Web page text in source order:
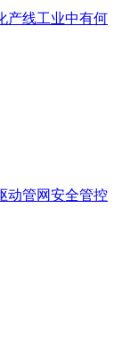
产线工业中有何
动管网安全管控